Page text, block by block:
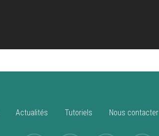
Actualités Tutoriels Nous contacter